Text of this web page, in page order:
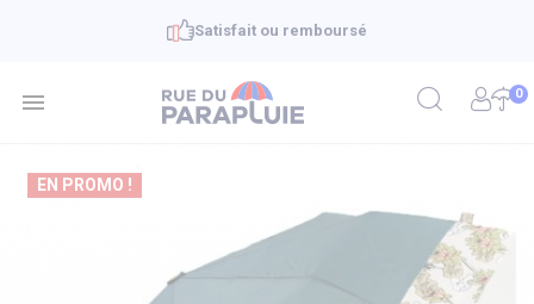
Satisfait ou remboursé
 0
EN PROMO !